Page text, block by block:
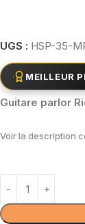
UGS : HSP-35-
MEILLEUR
Guitare parlor
Voir la description